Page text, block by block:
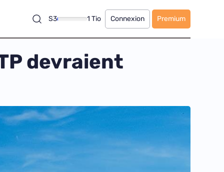
S3 1 Tio Connexion Premium
devraient